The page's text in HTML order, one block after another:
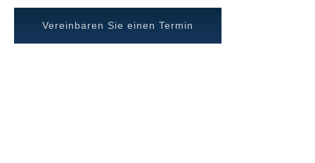
Vereinbaren Sie einen Termin